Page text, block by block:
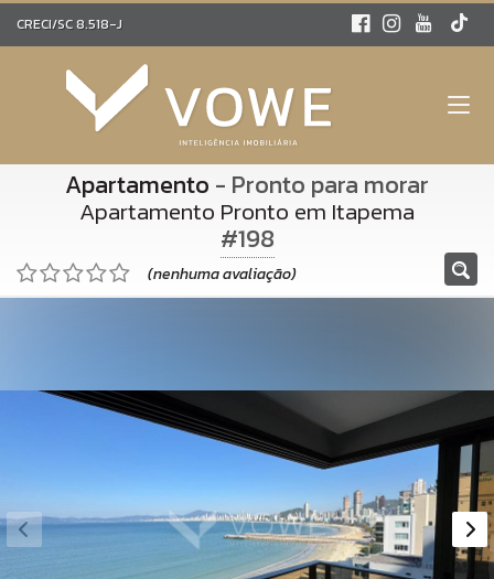
CRECI/SC 8.518-J
Apartamento - Pronto para morar
Apartamento Pronto em Itapema
#198
(nenhuma avaliação)